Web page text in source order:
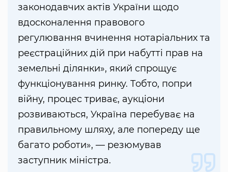
законодавчих актів України щодо
вдосконалення правового
регулювання вчинення нотаріальних та
реєстраційних дій при набутті прав на
земельні ділянки», який спрощує
функціонування ринку. Тобто, попри
війну, процес триває, аукціони
розвиваються, Україна перебуває на
правильному шляху, але попереду ще
багато роботи», — резюмував
заступник міністра.